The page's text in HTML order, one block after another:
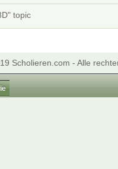
topic
Scholieren.com - Alle